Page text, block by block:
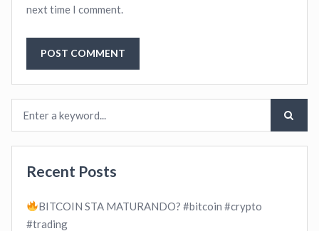
next time I comment.
Recent Posts
BITCOIN STA MATURANDO? #bitcoin #crypto
#trading